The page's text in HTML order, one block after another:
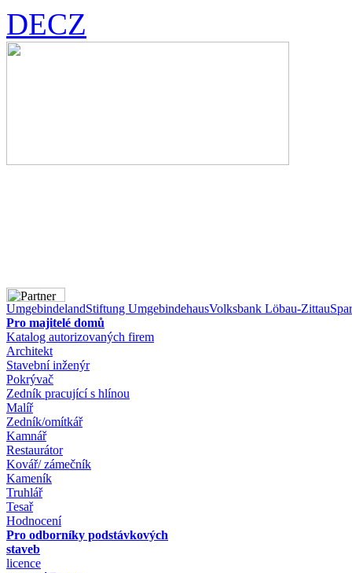
DECZ
UmgebindelandStiftung UmgebindehausVolksbank Löbau-Zittau
Pro majitelé domů
Katalog autorizovaných firem
Architekt
Stavební inženýr
Pokrývač
Zedník pracující s hlínou
Malíř
Zedník/omítkář
Kamnář
Restaurátor
Kovář/ zámečník
Kameník
Truhlář
Tesař
Hodnocení
Pro odborníky podstávkových
staveb
licence